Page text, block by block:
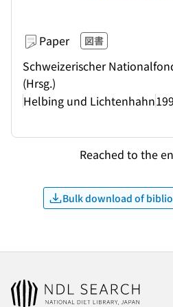
Paper 図書
Schweizerischer
(Hrsg.)
Helbing und Lichtenhahn
Reached to the
Bulk download of